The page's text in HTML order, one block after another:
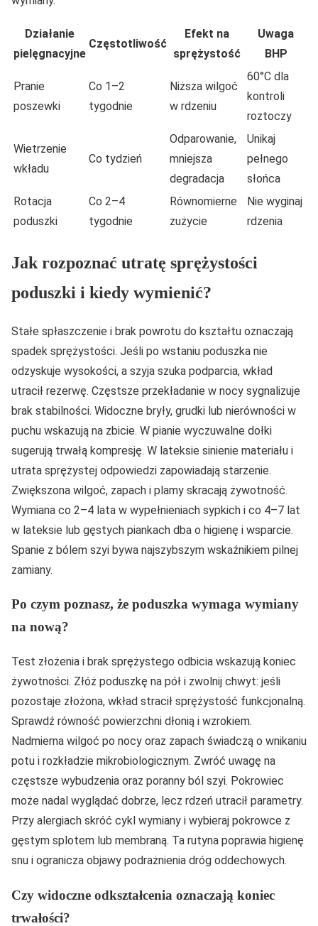
Działanie
pielęgnacyjne
Częstotliwość
Efekt na
sprężystość
Uwaga
BHP
Pranie
poszewki
Co 1–2
tygodnie
Niższa wilgoć
w rdzeniu
60°C dla
kontroli
roztoczy
Wietrzenie
wkładu
Co tydzień
Odparowanie,
mniejsza
degradacja
Unikaj
pełnego
słońca
Rotacja
poduszki
Co 2–4
tygodnie
Równomierne
zużycie
Nie wyginaj
rdzenia
Jak rozpoznać utratę sprężystości
poduszki i kiedy wymienić?
Stałe spłaszczenie i brak powrotu do kształtu oznaczają
spadek sprężystości. Jeśli po wstaniu poduszka nie
odzyskuje wysokości, a szyja szuka podparcia, wkład
utracił rezerwę. Częstsze przekładanie w nocy sygnalizuje
brak stabilności. Widoczne bryły, grudki lub nierówności w
puchu wskazują na zbicie. W pianie wyczuwalne dołki
sugerują trwałą kompresję. W lateksie sinienie materiału i
utrata sprężystej odpowiedzi zapowiadają starzenie.
Zwiększona wilgoć, zapach i plamy skracają żywotność.
Wymiana co 2–4 lata w wypełnieniach sypkich i co 4–7 lat
w lateksie lub gęstych piankach dba o higienę i wsparcie.
Spanie z bólem szyi bywa najszybszym wskaźnikiem pilnej
zamiany.
Po czym poznasz, że poduszka wymaga wymiany
na nową?
Test złożenia i brak sprężystego odbicia wskazują koniec
żywotności. Złóż poduszkę na pół i zwolnij chwyt: jeśli
pozostaje złożona, wkład stracił sprężystość funkcjonalną.
Sprawdź równość powierzchni dłonią i wzrokiem.
Nadmierna wilgoć po nocy oraz zapach świadczą o wnikaniu
potu i rozkładzie mikrobiologicznym. Zwróć uwagę na
częstsze wybudzenia oraz poranny ból szyi. Pokrowiec
może nadal wyglądać dobrze, lecz rdzeń utracił parametry.
Przy alergiach skróć cykl wymiany i wybieraj pokrowce z
gęstym splotem lub membraną. Ta rutyna poprawia higienę
snu i ogranicza objawy podrażnienia dróg oddechowych.
Czy widoczne odkształcenia oznaczają koniec
trwałości?